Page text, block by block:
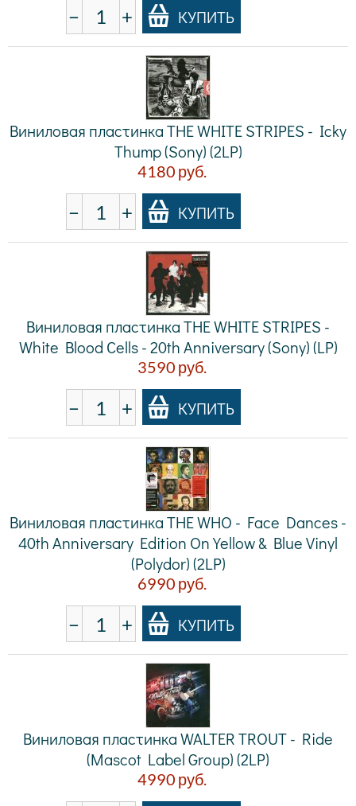
− + КУПИТЬ
Виниловая пластинка THE WHITE STRIPES - Icky
Thump (Sony) (2LP)
4180 руб.
− + КУПИТЬ
Виниловая пластинка THE WHITE STRIPES -
White Blood Cells - 20th Anniversary (Sony) (LP)
3590 руб.
− + КУПИТЬ
Виниловая пластинка THE WHO - Face Dances -
40th Anniversary Edition On Yellow & Blue Vinyl
(Polydor) (2LP)
6990 руб.
− + КУПИТЬ
Виниловая пластинка WALTER TROUT - Ride
(Mascot Label Group) (2LP)
4990 руб.